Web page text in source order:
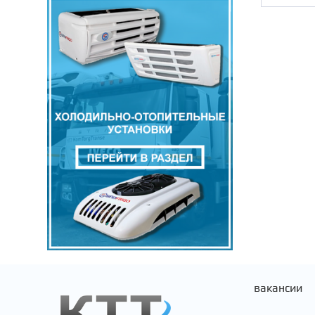
ГАЗ
DHOLLANDIA
ВАЗ
THERMO KING
ЛИАЗ
РМК
ЗАПЧАСТИ
VOLVO
вакансии